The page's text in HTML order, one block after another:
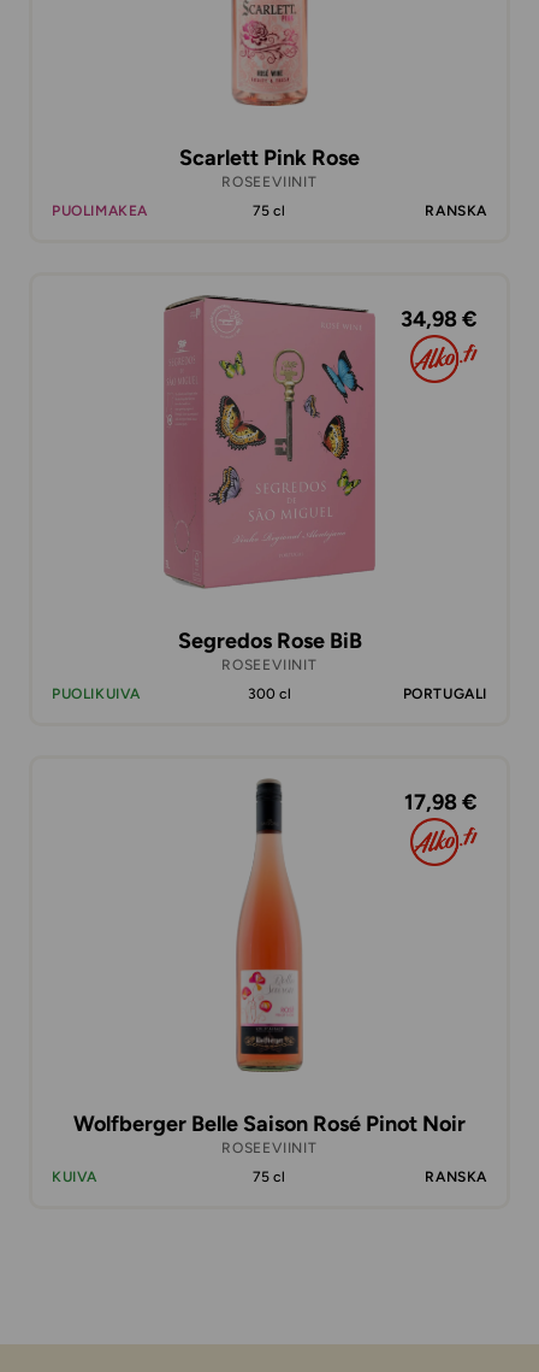
Scarlett Pink Rose
ROSEEVIINIT
PUOLIMAKEA
75 cl RANSKA
34,98 €
Segredos Rose BiB
ROSEEVIINIT
PUOLIKUIVA
300 cl PORTUGALI
17,98 €
Wolfberger Belle Saison Rosé Pinot Noir
ROSEEVIINIT
KUIVA
75 cl RANSKA